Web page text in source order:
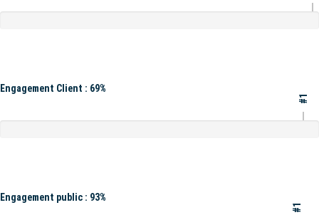
Engagement Client : 69%
#1
Engagement public : 93%
#1